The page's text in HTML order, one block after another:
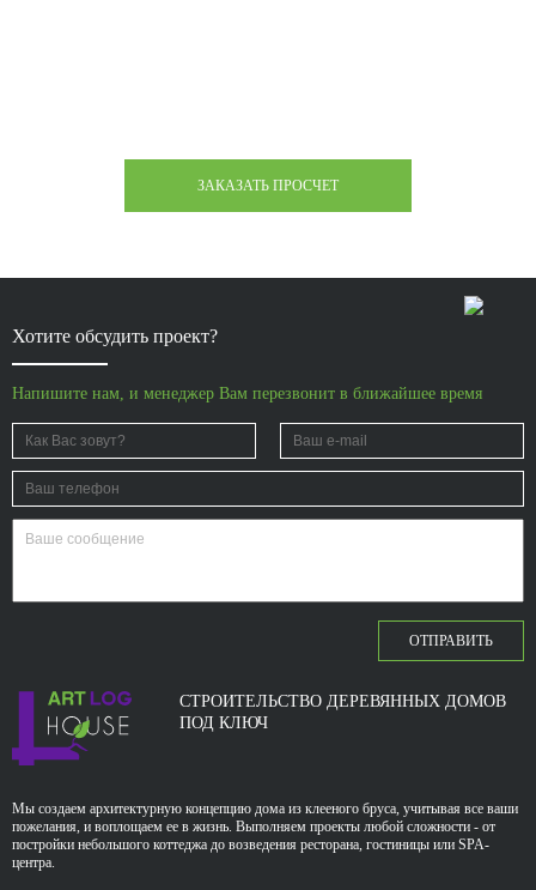
ЗАКАЗАТЬ ПРОСЧЕТ
СТРОИТЕЛЬСТВО ДЕРЕВЯННЫХ ДОМОВ
ПОД КЛЮЧ
Мы создаем архитектурную концепцию дома из клееного бруса, учитывая все ваши
пожелания, и воплощаем ее в жизнь. Выполняем проекты любой сложности - от
постройки небольшого коттеджа до возведения ресторана, гостиницы или SPA-
центра.
Хотите обсудить проект?
Напишите нам, и менеджер Вам перезвонит в ближайшее время
ОТПРАВИТЬ